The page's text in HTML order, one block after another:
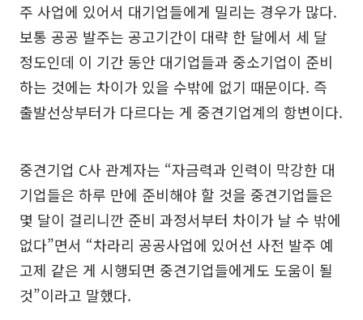
주 사업에 있어서 대기업들에게 밀리는 경우가 많다.
보통 공공 발주는 공고기간이 대략 한 달에서 세 달
정도인데 이 기간 동안 대기업들과 중소기업이 준비
하는 것에는 차이가 있을 수밖에 없기 때문이다. 즉
출발선상부터가 다르다는 게 중견기업계의 항변이다.
중견기업 C사 관계자는 “자금력과 인력이 막강한 대
기업들은 하루 만에 준비해야 할 것을 중견기업들은
몇 달이 걸리니깐 준비 과정서부터 차이가 날 수 밖에
없다”면서 “차라리 공공사업에 있어선 사전 발주 예
고제 같은 게 시행되면 중견기업들에게도 도움이 될
것”이라고 말했다.